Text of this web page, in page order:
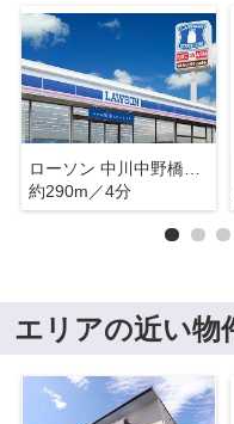
約290m／4分
エリアの近い物